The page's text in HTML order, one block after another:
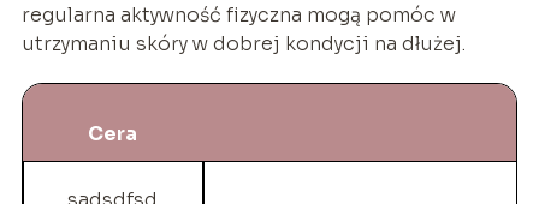
regularna aktywność fizyczna mogą pomóc w
utrzymaniu skóry w dobrej kondycji na dłużej.
Cera